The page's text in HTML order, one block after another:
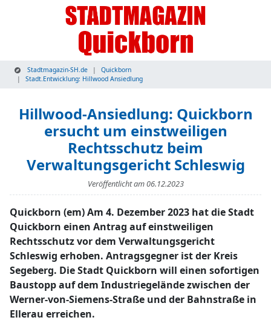
Stadtmagazin-SH.de
Quickborn
Stadt.Entwicklung: Hillwood Ansiedlung
Hillwood-Ansiedlung: Quickborn
ersucht um einstweiligen
Rechtsschutz beim
Verwaltungsgericht Schleswig
Veröffentlicht am06.12.2023
Quickborn (em) Am 4. Dezember 2023 hat die Stadt
Quickborn einen Antrag auf einstweiligen
Rechtsschutz vor dem Verwaltungsgericht
Schleswig erhoben. Antragsgegner ist der Kreis
Segeberg. Die Stadt Quickborn will einen sofortigen
Baustopp auf dem Industriegelände zwischen der
Werner-von-Siemens-Straße und der Bahnstraße in
Ellerau erreichen.